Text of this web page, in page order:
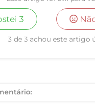
3
3 de 3 achou este artigo